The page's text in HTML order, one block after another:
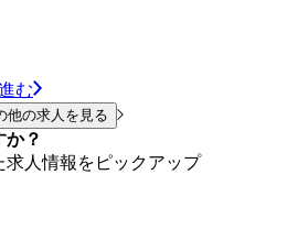
む
他の求人を見る
か？
人情報をピックアップ